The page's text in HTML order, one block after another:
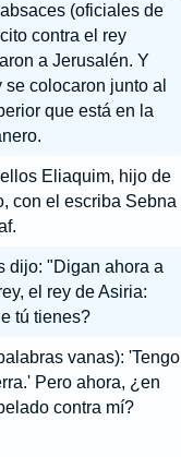
(oficiales de
contra el rey
a Jerusalén. Y
colocaron junto al
que está en la
Eliaquim, hijo de
con el escriba Sebna
dijo: "Digan ahora a
el rey de Asiria:
tú tienes?
vanas): 'Tengo
Pero ahora, ¿en
contra mí?